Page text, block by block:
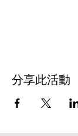
分享此活動